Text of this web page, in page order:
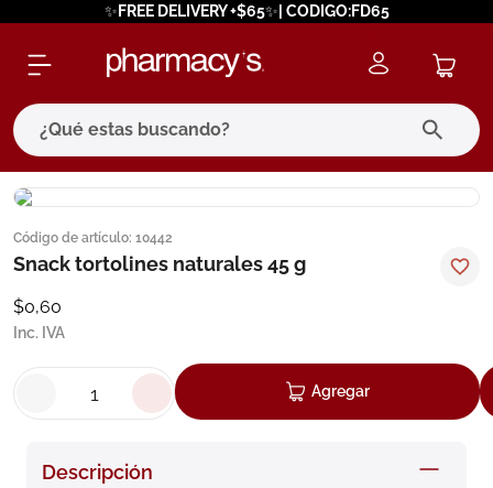
✨FREE DELIVERY +$65✨| CODIGO:FD65
¿Qué estas buscando?
Código de artículo: 10442
Snack tortolines naturales 45 g
$0,60
Inc. IVA
Agregar
Descripción
términos más buscados
1. eucerin
cerave
7. isdin